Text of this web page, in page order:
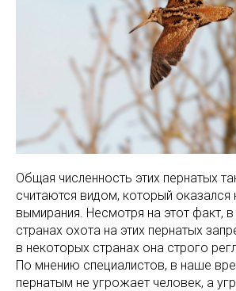
Общая численность этих пернатых
считаются видом, который оказался
вымирания. Несмотря на этот факт,
странах охота на этих пернатых
в некоторых странах она строго
По мнению специалистов, в наше
пернатым не угрожает человек, а